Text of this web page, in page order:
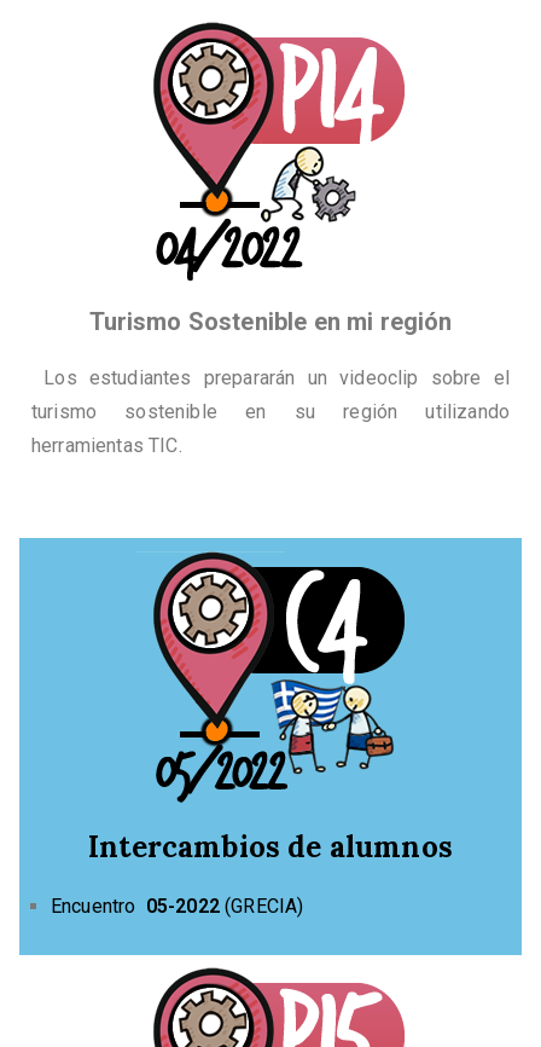
Turismo Sostenible en mi región
Los estudiantes prepararán un videoclip sobre el
turismo sostenible en su región utilizando
herramientas TIC.
Intercambios de alumnos
Encuentro 05-2022(GRECIA)